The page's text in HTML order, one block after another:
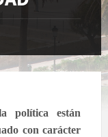
política están
con carácter